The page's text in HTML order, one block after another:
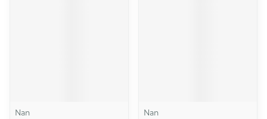
Nan Nan